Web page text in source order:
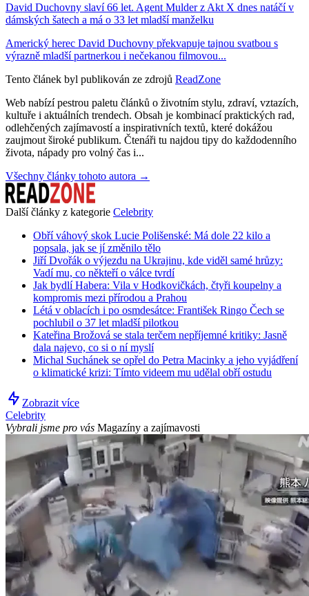
David Duchovny slaví 66 let. Agent Mulder z Akt X dnes natáčí v
dámských šatech a má o 33 let mladší manželku
Americký herec David Duchovny překvapuje tajnou svatbou s
výrazně mladší partnerkou i nečekanou filmovou...
Tento článek byl publikován ze zdrojů ReadZone
Web nabízí pestrou paletu článků o životním stylu, zdraví, vztazích,
kultuře i aktuálních trendech. Obsah je kombinací praktických rad,
odlehčených zajímavostí a inspirativních textů, které dokážou
zaujmout široké publikum. Čtenáři tu najdou tipy do každodenního
života, nápady pro volný čas i...
Všechny články tohoto autora →
Další články z kategorie Celebrity
Obří váhový skok Lucie Polišenské: Má dole 22 kilo a
popsala, jak se jí změnilo tělo
Jiří Dvořák o výjezdu na Ukrajinu, kde viděl samé hrůzy:
Vadí mu, co někteří o válce tvrdí
Jak bydlí Habera: Vila v Hodkovičkách, čtyři koupelny a
kompromis mezi přírodou a Prahou
Létá v oblacích i po osmdesátce: František Ringo Čech se
pochlubil o 37 let mladší pilotkou
Kateřina Brožová se stala terčem nepříjemné kritiky: Jasně
dala najevo, co si o ní myslí
Michal Suchánek se opřel do Petra Macinky a jeho vyjádření
o klimatické krizi: Tímto videem mu udělal obří ostudu
Zobrazit více
Celebrity
Vybrali jsme pro vás Magazíny a zajímavosti